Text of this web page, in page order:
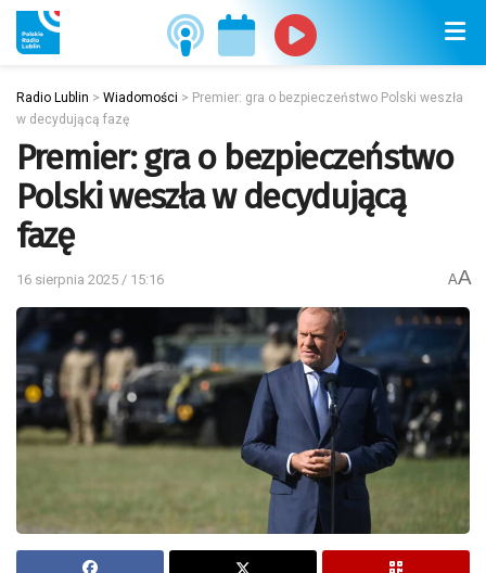
Radio Lublin > Wiadomości > Premier: gra o bezpieczeństwo Polski weszła
w decydującą fazę
Premier: gra o bezpieczeństwo
Polski weszła w decydującą
fazę
16 sierpnia 2025 / 15:16 AA